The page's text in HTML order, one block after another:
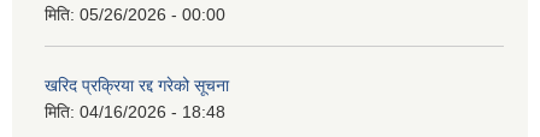
मिति: 05/26/2026 - 00:00
खरिद प्रक्रिया रद्द गरेको सूचना
मिति: 04/16/2026 - 18:48